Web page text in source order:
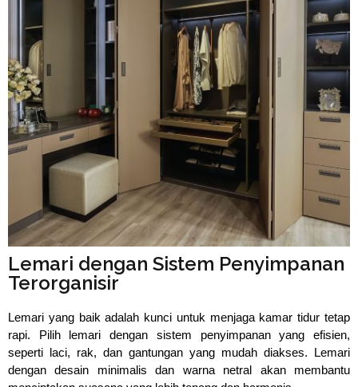
⁠Lemari dengan Sistem Penyimpanan
Terorganisir
Lemari yang baik adalah kunci untuk menjaga kamar tidur tetap
rapi. Pilih lemari dengan sistem penyimpanan yang efisien,
seperti laci, rak, dan gantungan yang mudah diakses. Lemari
dengan desain minimalis dan warna netral akan membantu